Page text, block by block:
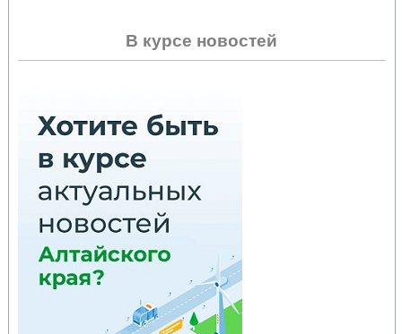
В курсе новостей